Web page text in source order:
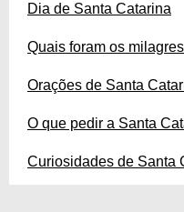
Dia de Santa Catarina
Quais foram os
Orações de Santa
O que pedir a Santa
Curiosidades de Santa